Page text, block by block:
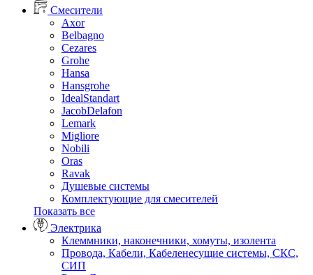
Смесители
Axor
Belbagno
Cezares
Grohe
Hansa
Hansgrohe
IdealStandart
JacobDelafon
Lemark
Migliore
Nobili
Oras
Ravak
Душевые системы
Комплектующие для смесителей
Показать все
Электрика
Клеммники, наконечники, хомуты, изолента
Провода, Кабели, Кабеленесущие системы, СКС,
СИП